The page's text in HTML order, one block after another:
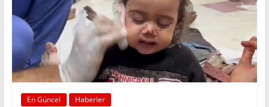
En Güncel Haberler